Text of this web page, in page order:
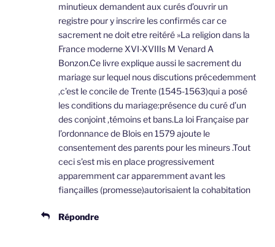
minutieux demandent aux curés d’ouvrir un
registre pour y inscrire les confirmés car ce
sacrement ne doit etre reitéré »La religion dans la
France moderne XVI-XVIIIs M Venard A
Bonzon.Ce livre explique aussi le sacrement du
mariage sur lequel nous discutions précedemment
,c’est le concile de Trente (1545-1563)qui a posé
les conditions du mariage:présence du curé d’un
des conjoint ,témoins et bans.La loi Française par
l’ordonnance de Blois en 1579 ajoute le
consentement des parents pour les mineurs .Tout
ceci s’est mis en place progressivement
apparemment car apparemment avant les
fiançailles (promesse)autorisaient la cohabitation
Répondre